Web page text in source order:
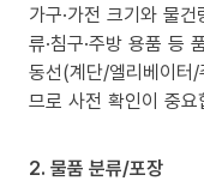
가구·가전 크기와 물
류·침구·주방 용품 등
동선(계단/엘리베이터
므로 사전 확인이 중요
2. 물품 분류/포장